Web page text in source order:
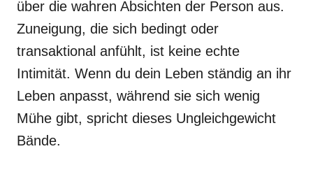
über die wahren Absichten der Person aus.
Zuneigung, die sich bedingt oder
transaktional anfühlt, ist keine echte
Intimität. Wenn du dein Leben ständig an ihr
Leben anpasst, während sie sich wenig
Mühe gibt, spricht dieses Ungleichgewicht
Bände.